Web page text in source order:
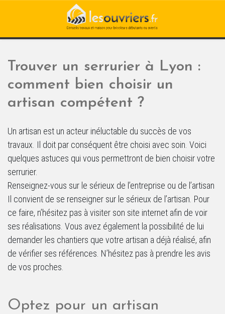
Trouver un serrurier à Lyon :
comment bien choisir un
artisan compétent ?
Un artisan est un acteur inéluctable du succès de vos
travaux. Il doit par conséquent être choisi avec soin. Voici
quelques astuces qui vous permettront de bien choisir votre
serrurier.
Renseignez-vous sur le sérieux de l’entreprise ou de l’artisan
Il convient de se renseigner sur le sérieux de l’artisan. Pour
ce faire, n’hésitez pas à visiter son site internet afin de voir
ses réalisations. Vous avez également la possibilité de lui
demander les chantiers que votre artisan a déjà réalisé, afin
de vérifier ses références. N’hésitez pas à prendre les avis
de vos proches.
Optez pour un artisan